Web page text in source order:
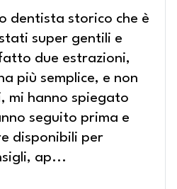
dentista storico che è
super gentili e
due estrazioni,
più semplice, e non
mi hanno spiegato
seguito prima e
disponibili per
ap...